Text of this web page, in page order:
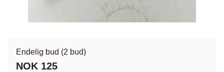
Endelig bud (2 bud)
NOK 125